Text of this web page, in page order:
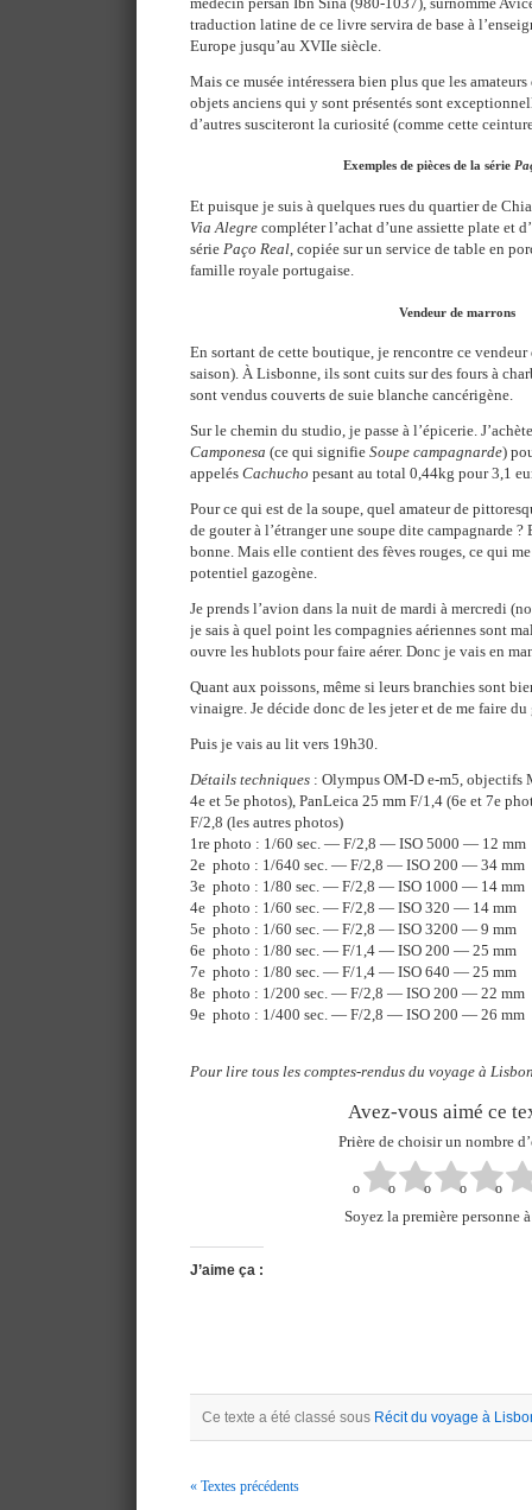
traduction latine de ce livre servira de base à
Europe jusqu’au XVIIe siècle.
Mais ce musée intéressera bien plus que les
objets anciens qui y sont présentés sont
d’autres susciteront la curiosité (comme cette
Exemples de pièces de la série
Et puisque je suis à quelques rues du quartier de
Via Alegre compléter l’achat d’une assiette plate et
série Paço Real, copiée sur un service de table en
famille royale portugaise.
Vendeur de marrons
En sortant de cette boutique, je rencontre ce vendeur
saison). À Lisbonne, ils sont cuits sur des fours à
sont vendus couverts de suie blanche cancérigène.
Sur le chemin du studio, je passe à l’épicerie.
Camponesa (ce qui signifie Soupe campagnarde)
appelés Cachucho pesant au total 0,44kg pour 3,1
Pour ce qui est de la soupe, quel amateur de
de gouter à l’étranger une soupe dite campagnarde
bonne. Mais elle contient des fèves rouges, ce qui
potentiel gazogène.
Je prends l’avion dans la nuit de mardi à mercredi
je sais à quel point les compagnies aériennes sont
ouvre les hublots pour faire aérer. Donc je vais en
Quant aux poissons, même si leurs branchies sont
vinaigre. Je décide donc de les jeter et de me faire du
Puis je vais au lit vers 19h30.
Détails techniques : Olympus OM-D e-m5, objectifs
4e et 5e photos), PanLeica 25 mm F/1,4 (6e et 7e
F/2,8 (les autres photos)
1re photo : 1/60 sec. — F/2,8 — ISO 5000 — 12 mm
2e photo : 1/640 sec. — F/2,8 — ISO 200 — 34 mm
3e photo : 1/80 sec. — F/2,8 — ISO 1000 — 14 mm
4e photo : 1/60 sec. — F/2,8 — ISO 320 — 14 mm
5e photo : 1/60 sec. — F/2,8 — ISO 3200 — 9 mm
6e photo : 1/80 sec. — F/1,4 — ISO 200 — 25 mm
7e photo : 1/80 sec. — F/1,4 — ISO 640 — 25 mm
8e photo : 1/200 sec. — F/2,8 — ISO 200 — 22 mm
9e photo : 1/400 sec. — F/2,8 — ISO 200 — 26 mm
Pour lire tous les comptes-rendus du voyage à
Avez-vous aimé ce
Prière de choisir un nombre
Soyez la première personne
J’aime ça :
Ce texte a été classé sous Récit du voyage à
« Textes précédents